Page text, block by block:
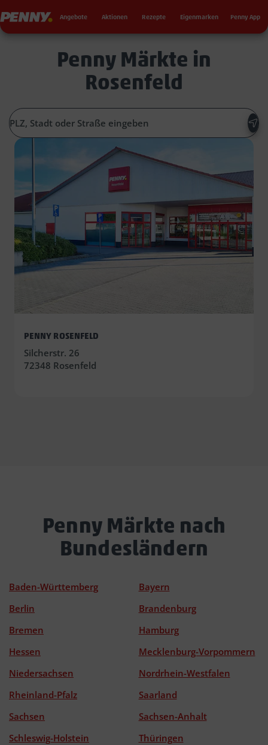
Penny Angebote Aktionen Rezepte Eigenmarken Penny App
Penny Märkte in
Rosenfeld
PENNY ROSENFELD
Silcherstr. 26
72348 Rosenfeld
Penny Märkte nach
Bundesländern
Baden-Württemberg
Bayern
Berlin
Brandenburg
Bremen
Hamburg
Hessen
Mecklenburg-Vorpommern
Niedersachsen
Nordrhein-Westfalen
Rheinland-Pfalz
Saarland
Sachsen
Sachsen-Anhalt
Schleswig-Holstein
Thüringen